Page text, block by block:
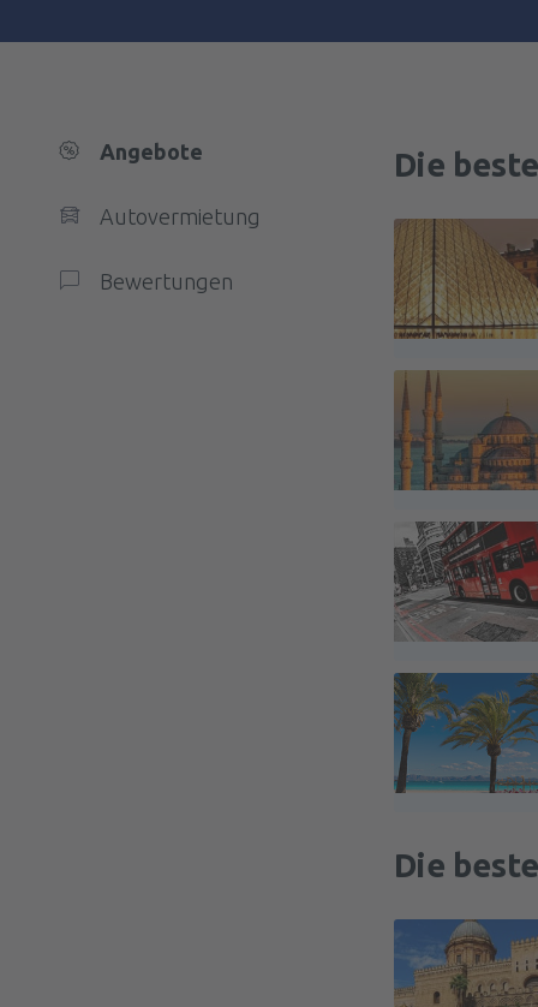
Angebote
Autovermietung
Bewertungen
Die
Die